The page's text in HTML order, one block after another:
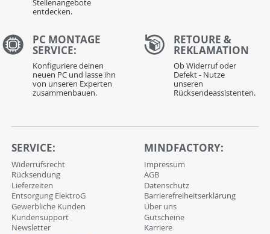
Stellenangebote
entdecken.
PC MONTAGE
SERVICE:
Konfiguriere deinen
neuen PC und lasse ihn
von unseren Experten
zusammenbauen.
RETOURE &
REKLAMATION
Ob Widerruf oder
Defekt - Nutze
unseren
Rücksendeassistenten.
SERVICE:
Widerrufsrecht
Rücksendung
Lieferzeiten
Entsorgung ElektroG
Gewerbliche Kunden
Kundensupport
Newsletter
MINDFACTORY:
Impressum
AGB
Datenschutz
Barrierefreiheitserklärung
Über uns
Gutscheine
Karriere